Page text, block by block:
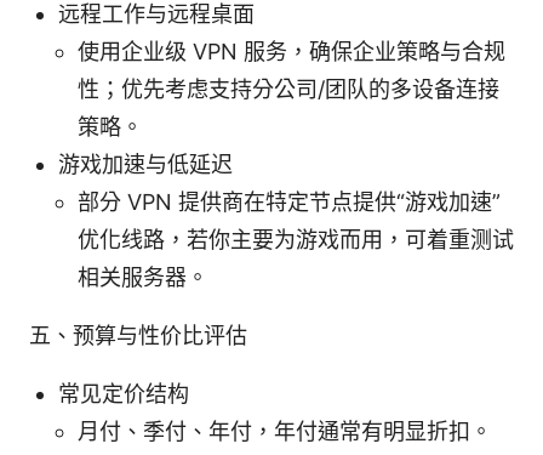
远程工作与远程桌面
使用企业级 VPN 服务，确保企业策略与合规
性；优先考虑支持分公司/团队的多设备连接
策略。
游戏加速与低延迟
部分 VPN 提供商在特定节点提供“游戏加速”
优化线路，若你主要为游戏而用，可着重测试
相关服务器。
五、预算与性价比评估
常见定价结构
月付、季付、年付，年付通常有明显折扣。